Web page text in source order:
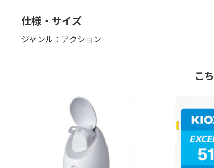
仕様・サイズ
ジャンル：アクション
こ